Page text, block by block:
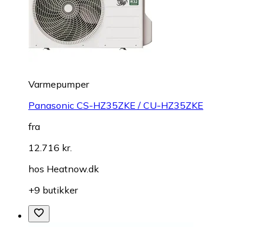
Varmepumper
Panasonic CS-HZ35ZKE / CU-HZ35ZKE
fra
12.716 kr.
hos Heatnow.dk
+9 butikker